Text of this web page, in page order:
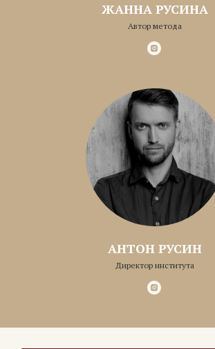
ЖАННА РУСИНА
Автор метода
АНТОН РУСИН
Директор института